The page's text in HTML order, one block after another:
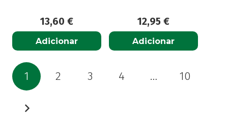
13,60 €
Adicionar
12,95 €
Adicionar
Paginação
dos
conteúdos
1 2 3 4 … 10